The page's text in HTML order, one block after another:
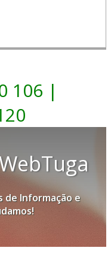
106 |
de Informação e